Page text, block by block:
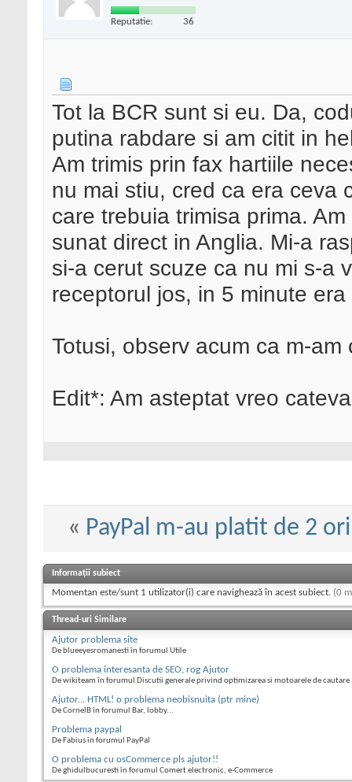
Reputatie: 36
Tot la BCR sunt si eu. Da,
putina rabdare si am citit in
Am trimis prin fax hartiile
nu mai stiu, cred ca era ceva
care trebuia trimisa prima.
sunat direct in Anglia. Mi-a
si-a cerut scuze ca nu mi s-a
receptorul jos, in 5 minute
Totusi, observ acum ca m-
Edit*: Am asteptat vreo
« PayPal m-au platit de 2
Informații subiect
Momentan este/sunt 1 utilizator(i) care navighează în acest subiect. (0
Thread-uri Similare
Ajutor problema site
De blueeyesromanesti în forumul Utile
O problema interesanta de SEO, rog Ajutor
De wikiteam în forumul Discutii generale privind optimizarea si motoarele de cautare
Ajutor... HTML! o problema neobisnuita (ptr mine)
De CornelB în forumul Bar, lobby...
Problema paypal
De Fabius în forumul PayPal
O problema cu osCommerce pls ajutor!!
De ghidulbucuresti în forumul Comert electronic, e-Commerce